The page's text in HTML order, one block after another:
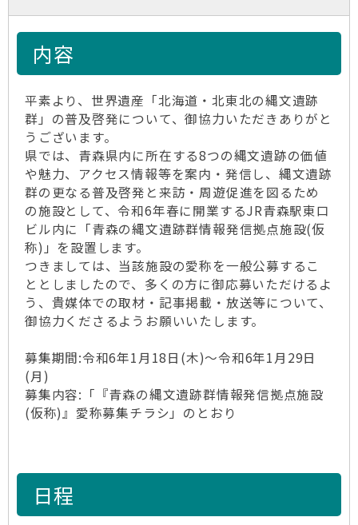
内容
平素より、世界遺産「北海道・北東北の縄文遺跡
群」の普及啓発について、御協力いただきありがと
うございます。
県では、青森県内に所在する8つの縄文遺跡の価値
や魅力、アクセス情報等を案内・発信し、縄文遺跡
群の更なる普及啓発と来訪・周遊促進を図るため
の施設として、令和6年春に開業するJR青森駅東口
ビル内に「青森の縄文遺跡群情報発信拠点施設(仮
称)」を設置します。
つきましては、当該施設の愛称を一般公募するこ
ととしましたので、多くの方に御応募いただけるよ
う、貴媒体での取材・記事掲載・放送等について、
御協力くださるようお願いいたします。
募集期間:令和6年1月18日(木)～令和6年1月29日
(月)
募集内容:「『青森の縄文遺跡群情報発信拠点施設
(仮称)』愛称募集チラシ」のとおり
日程